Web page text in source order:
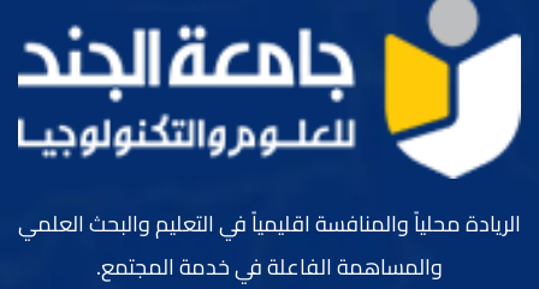
الريادة محلياً والمنافسة اقليمياً في التعليم والبحث العلمي
والمساهمة الفاعلة في خدمة المجتمع.